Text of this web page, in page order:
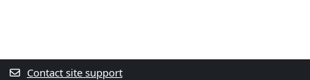
Contact site support